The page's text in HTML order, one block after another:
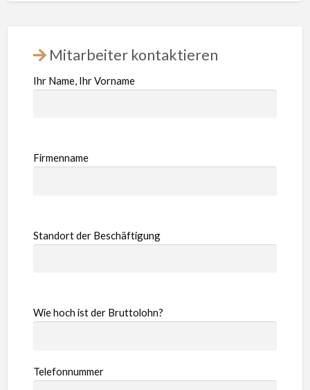
Mitarbeiter kontaktieren
Ihr Name, Ihr Vorname
Firmenname
Standort der Beschäftigung
Wie hoch ist der Bruttolohn?
Telefonnummer